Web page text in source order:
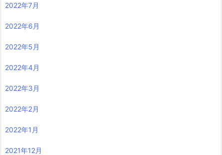
2022年7月
2022年6月
2022年5月
2022年4月
2022年3月
2022年2月
2022年1月
2021年12月